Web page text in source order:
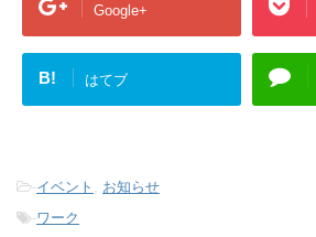
Google+
B! はてブ
-イベント , お知らせ
-ワーク